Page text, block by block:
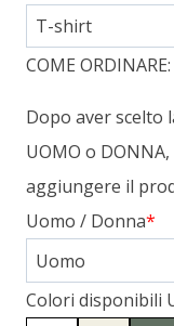
COME ORDINARE:
Dopo aver scelto
UOMO o
aggiungere il
*
Uomo / Donna
Colori disponibili